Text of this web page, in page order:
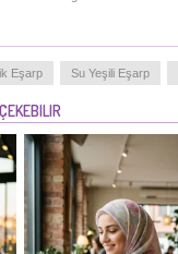
Eşarp Su Yeşili Eşarp